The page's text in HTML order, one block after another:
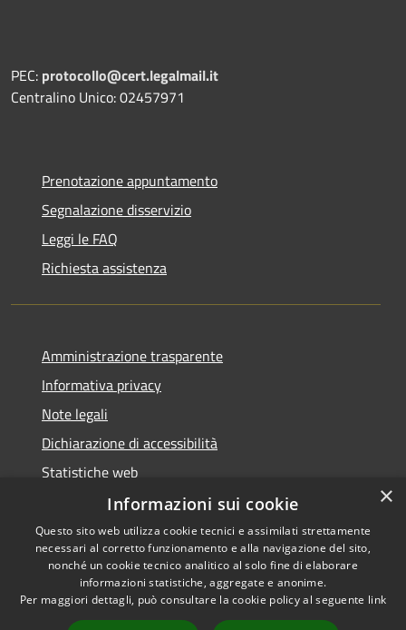
PEC: protocollo@cert.legalmail.it
Centralino Unico: 02457971
Prenotazione appuntamento
Segnalazione disservizio
Leggi le FAQ
Richiesta assistenza
Amministrazione trasparente
Informativa privacy
Note legali
Dichiarazione di accessibilità
Statistiche web
Accessibilità
Privacy
Copyright © 2026 • Comune di
Buccinasco • Powered by
Municipium•Accesso
×
Informazioni sui cookie
Questo sito web utilizza cookie tecnici e assimilati strettamente
necessari al corretto funzionamento e alla navigazione del sito,
nonché un cookie tecnico analitico al solo fine di elaborare
informazioni statistiche, aggregate e anonime.
Per maggiori dettagli, può consultare la cookie policy al seguente link